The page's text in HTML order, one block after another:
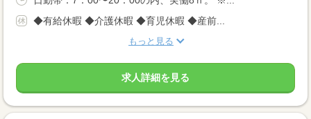
◆有給休暇 ◆介護休暇 ◆育児休暇 ◆産前...
もっと見る
求人詳細を見る